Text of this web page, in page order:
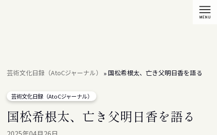
芸術文化日録（AtoCジャーナル） »国松希根太、亡き父明日香を語る
芸術文化日録（AtoCジャーナル）
国松希根太、亡き父明日香を語る